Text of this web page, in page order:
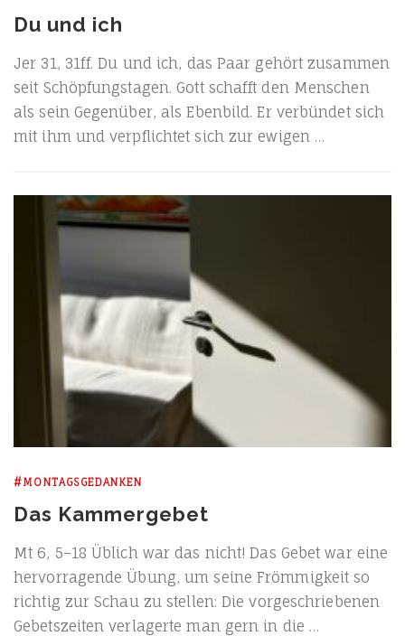
Du und ich
Jer 31, 31ff. Du und ich, das Paar gehört zusam­men
seit Schöp­fungs­ta­gen. Gott schafft den Men­schen
als sein Gegen­über, als Eben­bild. Er ver­bün­det sich
mit ihm und ver­pflich­tet sich zur ewigen …
#MONTAGSGEDANKEN
Das Kammergebet
Mt 6, 5–18 Üblich war das nicht! Das Gebet war eine
her­vor­ra­gen­de Übung, um sei­ne Fröm­mig­keit so
rich­tig zur Schau zu stel­len: Die vor­ge­schrie­be­nen
Gebets­zei­ten ver­la­ger­te man gern in die …